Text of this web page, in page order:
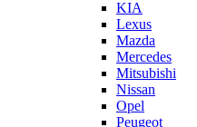
KIA
Lexus
Mazda
Mercedes
Mitsubishi
Nissan
Opel
Peugeot